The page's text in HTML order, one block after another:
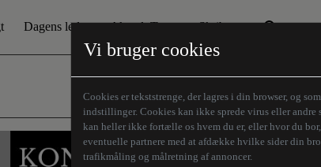
Vi bruger cookies
Cookies er tekststrenge, der lagres i din browser, og
indstillinger. Cookies kan ikke sprede virus eller andre
kan heller ikke fortælle os hvem du er, eller hvor du
eventuelle partnere med at afdække hvilke sider din
trafikmåling og målretning af annoncer.
Dagens leder Aktuelt Tema
Den borgelige brille
Humaniora forfra
Store Danskere
Skribenter
Z-aksen